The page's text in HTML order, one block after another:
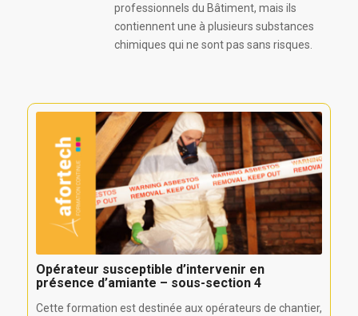
professionnels du Bâtiment, mais ils
contiennent une à plusieurs substances
chimiques qui ne sont pas sans risques.
Opérateur susceptible d’intervenir en
présence d’amiante – sous-section 4
Cette formation est destinée aux opérateurs de chantier,